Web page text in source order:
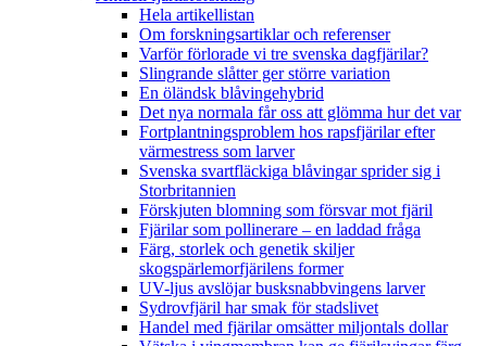
Hela artikellistan
Om forskningsartiklar och referenser
Varför förlorade vi tre svenska dagfjärilar?
Slingrande slåtter ger större variation
En öländsk blåvingehybrid
Det nya normala får oss att glömma hur det var
Fortplantningsproblem hos rapsfjärilar efter
värmestress som larver
Svenska svartfläckiga blåvingar sprider sig i
Storbritannien
Förskjuten blomning som försvar mot fjäril
Fjärilar som pollinerare – en laddad fråga
Färg, storlek och genetik skiljer
skogspärlemorfjärilens former
UV-ljus avslöjar busksnabbvingens larver
Sydrovfjäril har smak för stadslivet
Handel med fjärilar omsätter miljontals dollar